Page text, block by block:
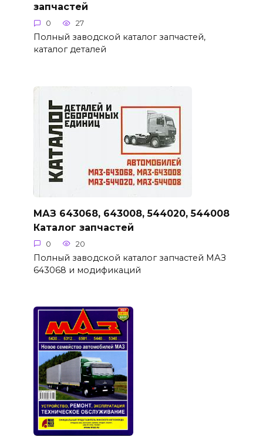
запчастей
0 27
Полный заводской каталог запчастей,
каталог деталей
МАЗ 643068, 643008, 544020, 544008
Каталог запчастей
0 20
Полный заводской каталог запчастей МАЗ
643068 и модификаций